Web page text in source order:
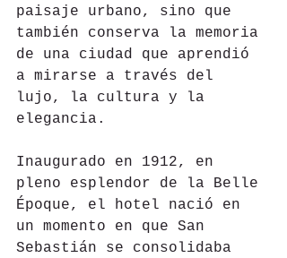
paisaje urbano, sino que
también conserva la memoria
de una ciudad que aprendió
a mirarse a través del
lujo, la cultura y la
elegancia.
Inaugurado en 1912, en
pleno esplendor de la Belle
Époque, el hotel nació en
un momento en que San
Sebastián se consolidaba